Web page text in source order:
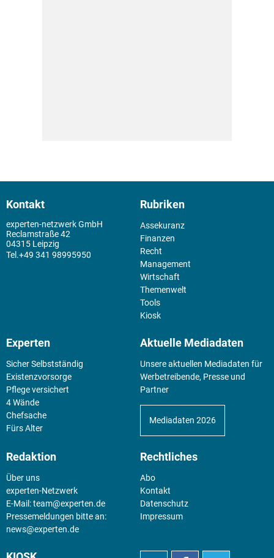
Kontakt
experten-netzwerk GmbH
Reclamstraße 42
04315 Leipzig
+49 341 98995950
Rubriken
Assekuranz
Finanzen
Recht
Management
Wirtschaft
Themenwelt
Tools
Kiosk
Experten
Sicher Selbstständig
Existenz­vorsorge
Pflege versichert
4 Wände
Chefsache
Fürs Alter
Aktuelle Mediadaten
Unsere aktuellen Mediadaten für
Werbetreibende, Presse und
Partner
Mediadaten 2026
Redaktion
Über uns
experten-Netzwerk
E-Mail:team@experten.de
Pressemeldungen bitte an:
news@experten.de
Rechtliches
Abo
Kontakt
Datenschutz
Impressum